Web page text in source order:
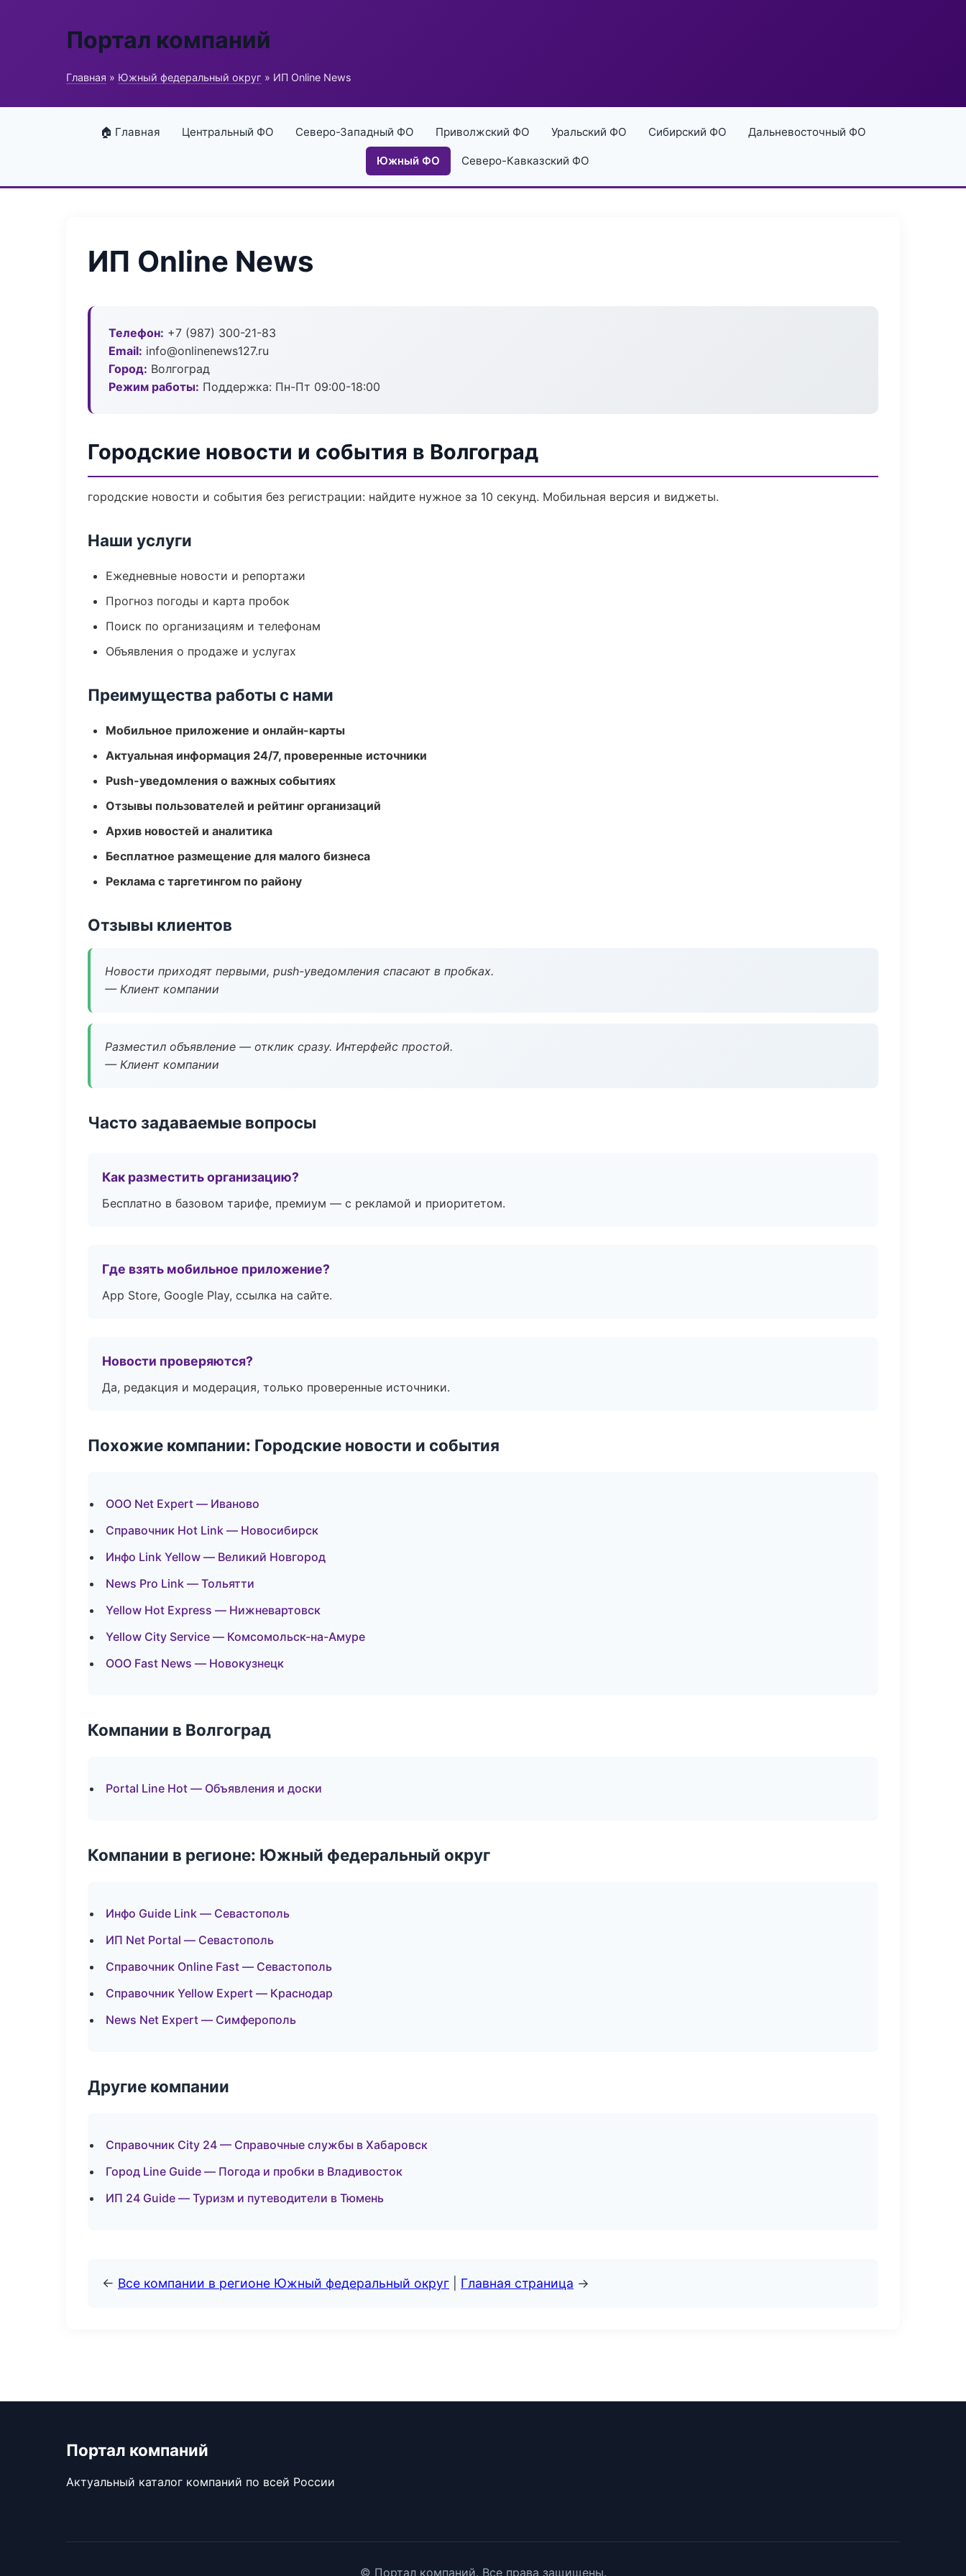
Портал компаний
Главная » Южный федеральный округ » ИП Online News
🏠 Главная Центральный ФО Северо-Западный ФО Приволжский ФО Уральский ФО Сибирский ФО Дальневосточный ФО
Южный ФО Северо-Кавказский ФО
ИП Online News
Телефон: +7 (987) 300-21-83
Email: info@onlinenews127.ru
Город: Волгоград
Режим работы: Поддержка: Пн-Пт 09:00-18:00
Городские новости и события в Волгоград
городские новости и события без регистрации: найдите нужное за 10 секунд. Мобильная версия и виджеты.
Наши услуги
Ежедневные новости и репортажи
Прогноз погоды и карта пробок
Поиск по организациям и телефонам
Объявления о продаже и услугах
Преимущества работы с нами
Мобильное приложение и онлайн-карты
Актуальная информация 24/7, проверенные источники
Push-уведомления о важных событиях
Отзывы пользователей и рейтинг организаций
Архив новостей и аналитика
Бесплатное размещение для малого бизнеса
Реклама с таргетингом по району
Отзывы клиентов
Новости приходят первыми, push-уведомления спасают в пробках.
— Клиент компании
Разместил объявление — отклик сразу. Интерфейс простой.
— Клиент компании
Часто задаваемые вопросы
Как разместить организацию?
Бесплатно в базовом тарифе, премиум — с рекламой и приоритетом.
Где взять мобильное приложение?
App Store, Google Play, ссылка на сайте.
Новости проверяются?
Да, редакция и модерация, только проверенные источники.
Похожие компании: Городские новости и события
ООО Net Expert — Иваново
Справочник Hot Link — Новосибирск
Инфо Link Yellow — Великий Новгород
News Pro Link — Тольятти
Yellow Hot Express — Нижневартовск
Yellow City Service — Комсомольск-на-Амуре
ООО Fast News — Новокузнецк
Компании в Волгоград
Portal Line Hot — Объявления и доски
Компании в регионе: Южный федеральный округ
Инфо Guide Link — Севастополь
ИП Net Portal — Севастополь
Справочник Online Fast — Севастополь
Справочник Yellow Expert — Краснодар
News Net Expert — Симферополь
Другие компании
Справочник City 24 — Справочные службы в Хабаровск
Город Line Guide — Погода и пробки в Владивосток
ИП 24 Guide — Туризм и путеводители в Тюмень
← Все компании в регионе Южный федеральный округ Главная страница →
Портал компаний
Актуальный каталог компаний по всей России
© Портал компаний. Все права защищены.